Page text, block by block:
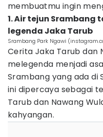
membuatmu ingin
1. Air tejun Srambang
legenda Jaka Tarub
Srambang Park Ngawi
Cerita Jaka Tarub dan
melegenda menjadi
Srambang yang ada di
ini dipercaya sebagai
Tarub dan Nawang
kahyangan.